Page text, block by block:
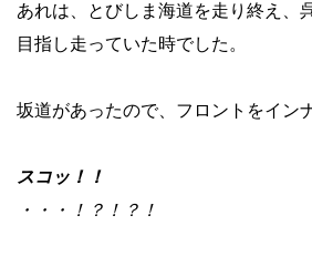
あれは、とびしま海道を走り終え、
目指し走っていた時でした。
坂道があったので、フロントをイン
スコッ！！
・・・！？！？！